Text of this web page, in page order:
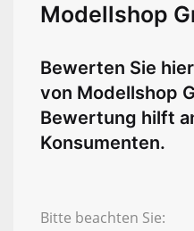
Modellshop
Bewerten Sie
von Modellshop
Bewertung hilft
Konsumenten.
Bitte beachten Sie: